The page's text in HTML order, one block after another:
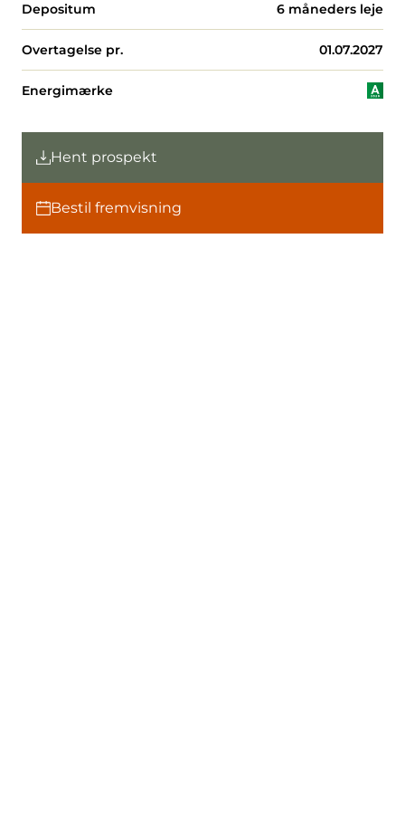
Depositum 6 måneders leje
Overtagelse pr. 01.07.2027
Energimærke
Hent prospekt
Bestil fremvisning